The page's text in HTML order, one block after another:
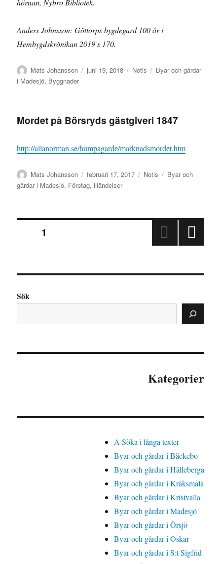
hörnan, Nybro Bibliotek.
Anders Johnsson: Göttorps bygdegård 100 år i
Hembygdskrönikan 2019 s 170.
Författare
Mats Johansson
Publicerat
juni 19, 2018 Format
Notis Kategorier
Byar och gårdar
i Madesjö, Byggnader
Mordet på Börsryds gästgiveri 1847
http://allanorman.se/humpagarde/marknadsmordet.htm
Författare
Mats Johansson
Publicerat
den
februari 17, 2017 Format
Notis Kategorier
Byar och
gårdar i Madesjö, Företag, Händelser
Sidnumrering
inlägg
1
Sök
Kategorier
A Söka i långa texter
Byar och gårdar i Bäckebo
Byar och gårdar i Hälleberga
Byar och gårdar i Kråksmåla
Byar och gårdar i Kristvalla
Byar och gårdar i Madesjö
Byar och gårdar i Örsjö
Byar och gårdar i Oskar
Byar och gårdar i S:t Sigfrid